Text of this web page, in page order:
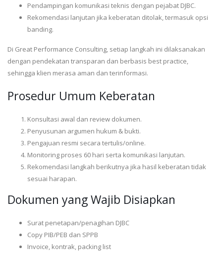
Pendampingan komunikasi teknis dengan pejabat DJBC.
Rekomendasi lanjutan jika keberatan ditolak, termasuk opsi
banding.
Di Great Performance Consulting, setiap langkah ini dilaksanakan
dengan pendekatan transparan dan berbasis best practice,
sehingga klien merasa aman dan terinformasi.
Prosedur Umum Keberatan
Konsultasi awal dan review dokumen.
Penyusunan argumen hukum & bukti.
Pengajuan resmi secara tertulis/online.
Monitoring proses 60 hari serta komunikasi lanjutan.
Rekomendasi langkah berikutnya jika hasil keberatan tidak
sesuai harapan.
Dokumen yang Wajib Disiapkan
Surat penetapan/penagihan DJBC
Copy PIB/PEB dan SPPB
Invoice, kontrak, packing list